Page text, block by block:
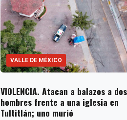
VALLE DE MÉXICO
VIOLENCIA. Atacan a balazos a dos
hombres frente a una iglesia en
Tultitlán; uno murió